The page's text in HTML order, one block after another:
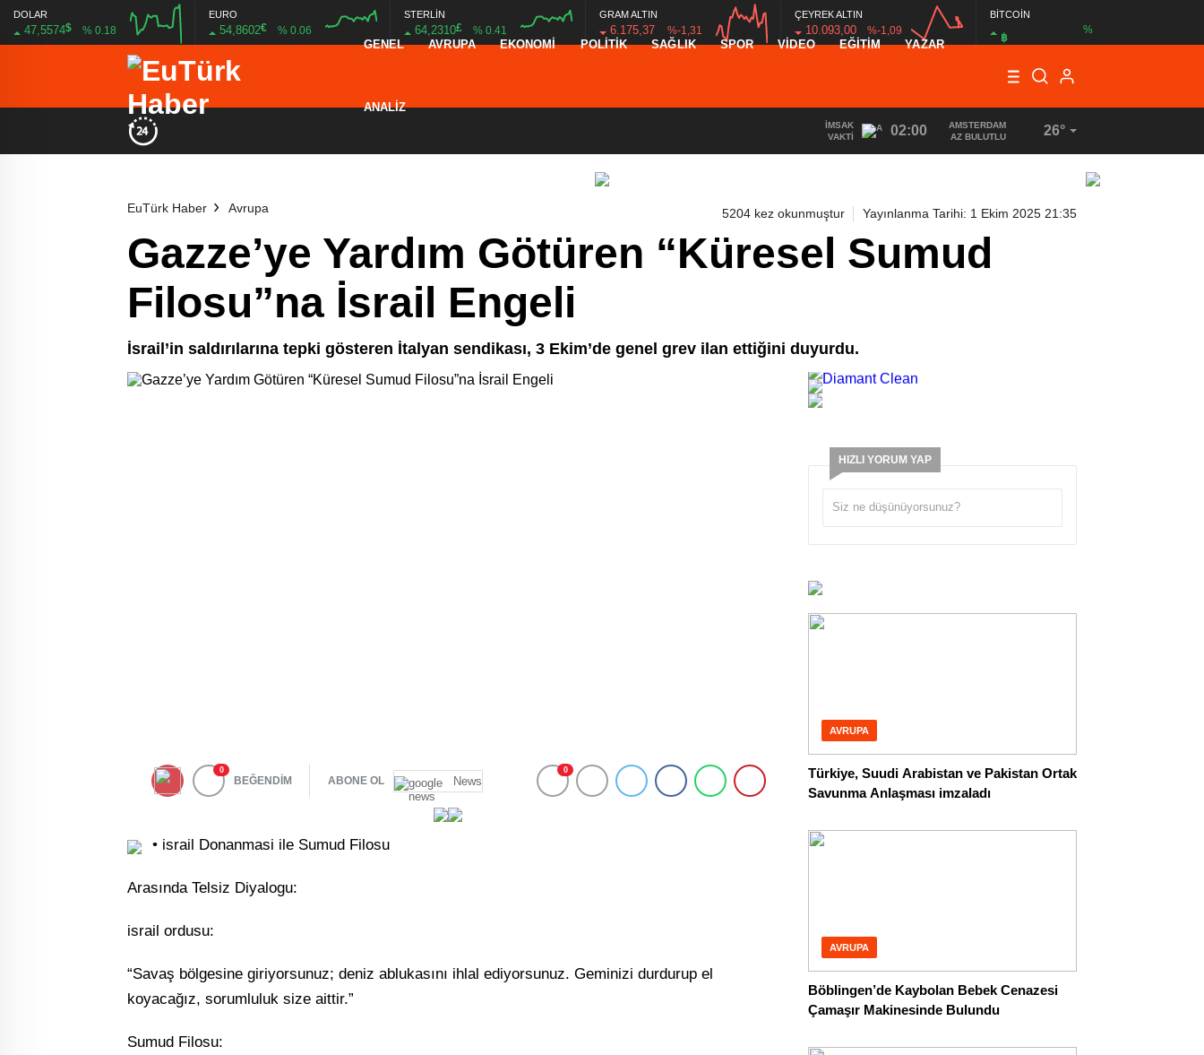
DOLAR
47,5574$ % 0.18
16:00
EURO
54,8602€ % 0.06
STERLİN
64,2310£ % 0.41
GRAM ALTIN
6.175,37 %-1,31
ÇEYREK ALTIN
10.093,00 %-1,09
BİTCOİN
฿
%
GENEL AVRUPA EKONOMİ POLİTİK SAĞLIK SPOR VİDEO EĞİTİM YAZAR
ANALİZ
İMSAK
VAKTI
02:00
AMSTERDAM
AZ BULUTLU
26°
EuTürk Haber Avrupa 5204 kez okunmuştur Yayınlanma Tarihi: 1 Ekim 2025 21:35
Gazze’ye Yardım Götüren “Küresel Sumud
Filosu”na İsrail Engeli
İsrail’in saldırılarına tepki gösteren İtalyan sendikası, 3 Ekim’de genel grev ilan ettiğini duyurdu.
0
BEĞENDİM ABONE OL News
0
• israil Donanmasi ile Sumud Filosu
Arasında Telsiz Diyalogu:
israil ordusu:
“Savaş bölgesine giriyorsunuz; deniz ablukasını ihlal ediyorsunuz. Geminizi durdurup el
koyacağız, sorumluluk size aittir.”
Sumud Filosu:
HIZLI YORUM YAP
AVRUPA
Türkiye, Suudi Arabistan ve Pakistan Ortak
Savunma Anlaşması imzaladı
AVRUPA
Böblingen’de Kaybolan Bebek Cenazesi
Çamaşır Makinesinde Bulundu